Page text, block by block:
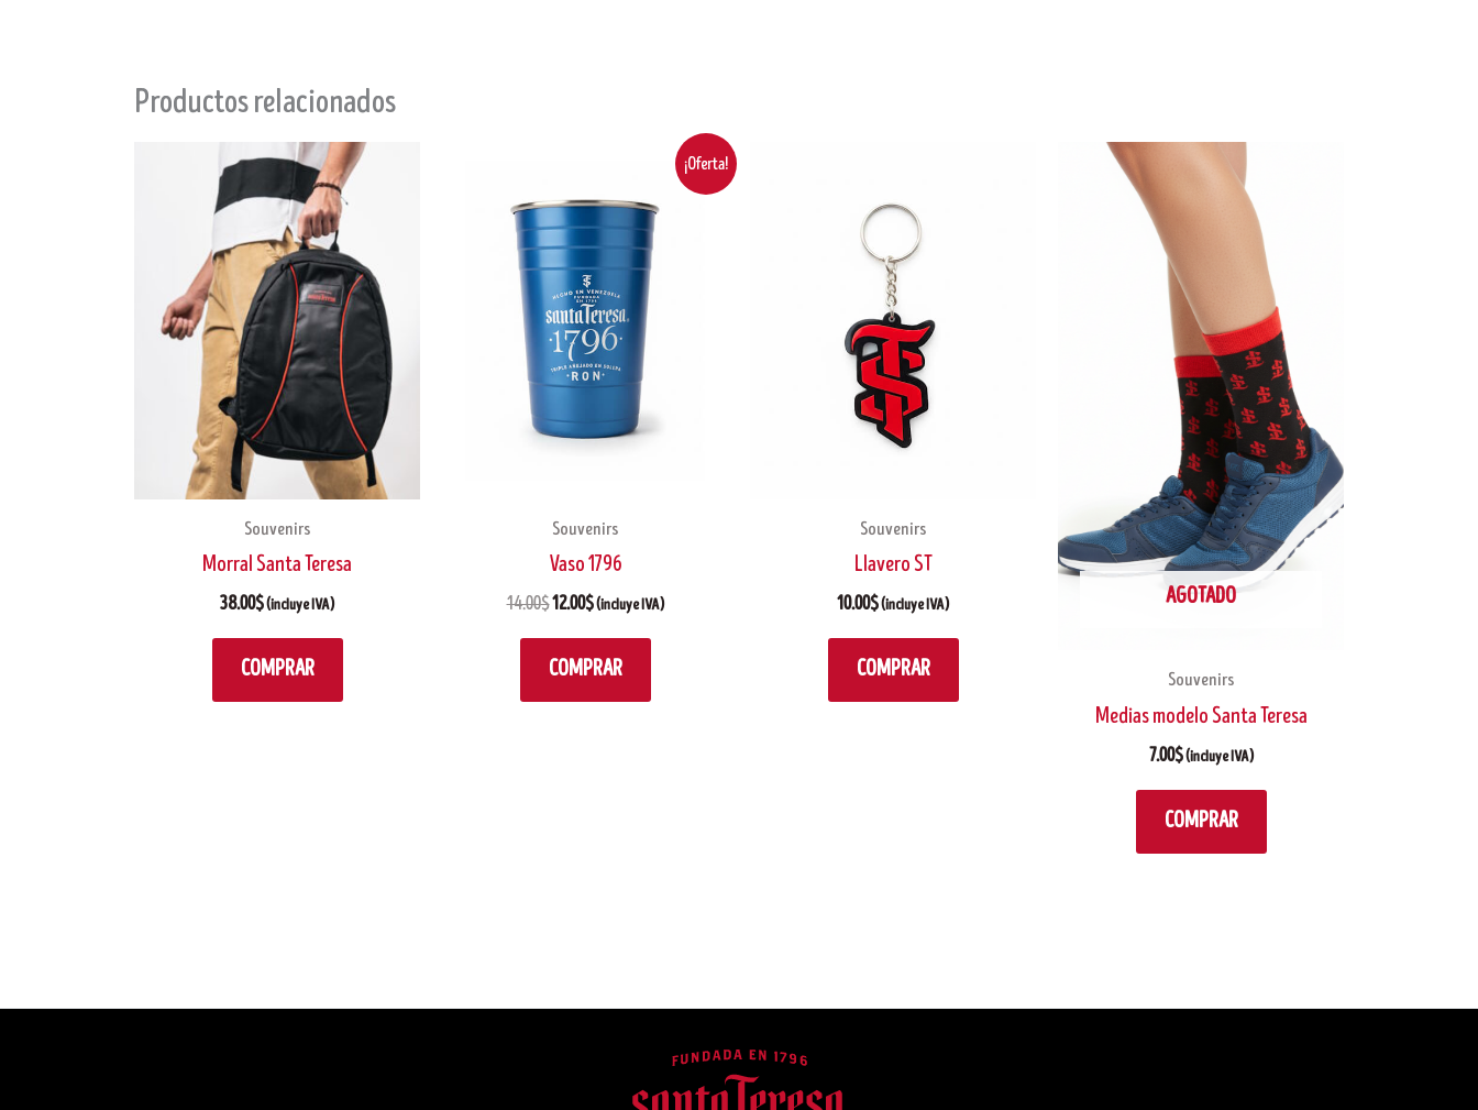
Productos relacionados
Souvenirs
Morral Santa Teresa
38.00$(incluye IVA)
COMPRAR
¡Oferta!
Souvenirs
Vaso 1796
14.00$
original
era:
14.00$.
12.00$
actual
es:
12.00$.
(incluye IVA)
COMPRAR
Souvenirs
Llavero ST
10.00$(incluye IVA)
COMPRAR
AGOTADO
Souvenirs
Medias modelo Santa Teresa
7.00$(incluye IVA)
COMPRAR